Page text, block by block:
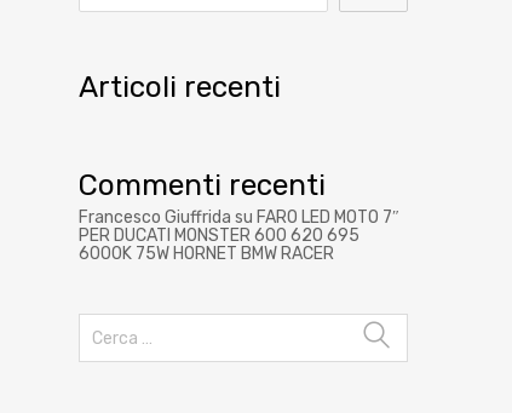
Articoli recenti
Commenti recenti
Francesco Giuffrida su FARO LED MOTO 7″
PER DUCATI MONSTER 600 620 695
6000K 75W HORNET BMW RACER